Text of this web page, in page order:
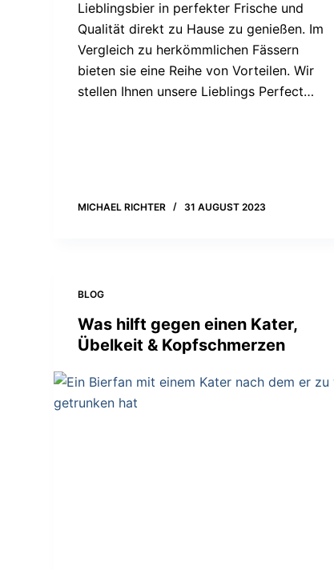
Lieblingsbier in perfekter Frische und
Qualität direkt zu Hause zu genießen. Im
Vergleich zu herkömmlichen Fässern
bieten sie eine Reihe von Vorteilen. Wir
stellen Ihnen unsere Lieblings Perfect…
MICHAEL RICHTER 31 AUGUST 2023
BLOG
Was hilft gegen einen Kater,
Übelkeit & Kopfschmerzen